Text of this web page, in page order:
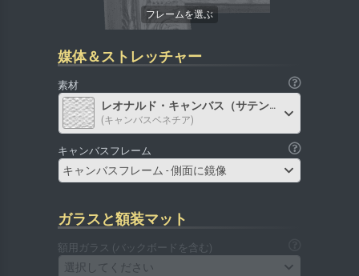
媒体＆ストレッチャー
素材
レオナルド・キャンバス（サテン）
(キャンバスベネチア)
キャンバスフレーム
キャンバスフレーム - 側面に鏡像
ガラスと額装マット
額用ガラス (バックボードを含む)
選択してください